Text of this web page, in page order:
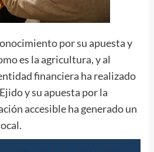
por su apuesta y
es la agricultura, y al
financiera ha realizado
y su apuesta por la
accesible ha generado un